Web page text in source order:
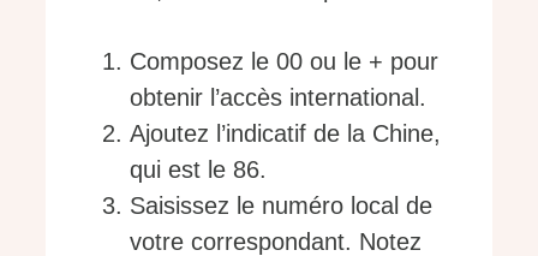
Composez le 00 ou le + pour
obtenir l’accès international.
Ajoutez l’indicatif de la Chine,
qui est le 86.
Saisissez le numéro local de
votre correspondant. Notez